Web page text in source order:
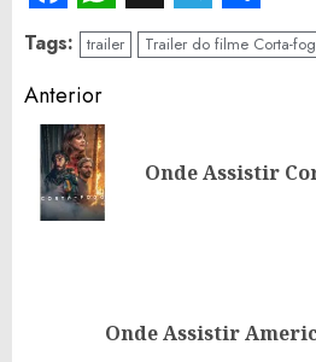
Facebook
WhatsApp
X Share
Tags: trailer Trailer do filme Corta-
Continue
Reading
Anterior
Onde Assistir
PróximoOnde Assistir